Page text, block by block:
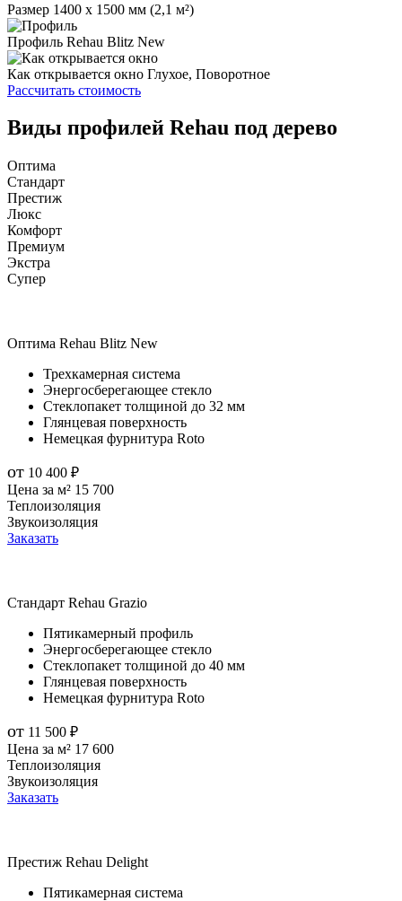
Размер 1400 х 1500 мм (2,1 м²)
Профиль Rehau Blitz New
Как открывается окно Глухое, Поворотное
Рассчитать стоимость
Виды профилей Rehau под дерево
Оптима
Стандарт
Престиж
Люкс
Комфорт
Премиум
Экстра
Супер
Оптима Rehau Blitz New
Трехкамерная система
Энергосберегающее стекло
Стеклопакет толщиной до 32 мм
Глянцевая поверхность
Немецкая фурнитура Roto
от 10 400 ₽
Цена за м² 15 700
Теплоизоляция
Звукоизоляция
Заказать
Стандарт Rehau Grazio
Пятикамерный профиль
Энергосберегающее стекло
Стеклопакет толщиной до 40 мм
Глянцевая поверхность
Немецкая фурнитура Roto
от 11 500 ₽
Цена за м² 17 600
Теплоизоляция
Звукоизоляция
Заказать
Престиж Rehau Delight
Пятикамерная система